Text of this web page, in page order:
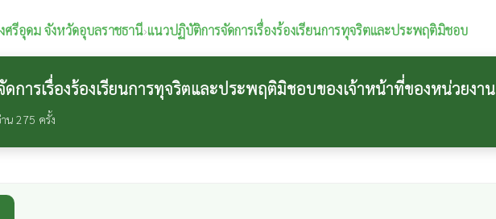
ศรีอุดม จังหวัดอุบลราชธานี›แนวปฏิบัติการจัดการเรื่องร้องเรียนการทุจริตและประพฤติมิชอบ
การเรื่องร้องเรียนการทุจริตและประพฤติมิชอบของเจ้าหน้าที่ของหน่วยงาน
น 275 ครั้ง